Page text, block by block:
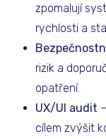
zpomalují
rychlosti a
rizik a
opatření.
UX/UI audit
cílem zvýšit